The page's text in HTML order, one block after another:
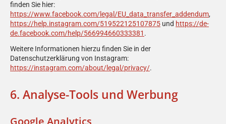
finden Sie hier:
https://www.facebook.com/legal/EU_data_transfer_addendum,
https://help.instagram.com/519522125107875 und https://de-
de.facebook.com/help/566994660333381 .
Weitere Informationen hierzu finden Sie in der
Datenschutzerklärung von Instagram:
https://instagram.com/about/legal/privacy/.
6. Analyse-Tools und Werbung
Google Analytics